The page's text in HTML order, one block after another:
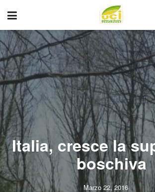
Italia, cresce la
boschiva
Marzo 22, 2016